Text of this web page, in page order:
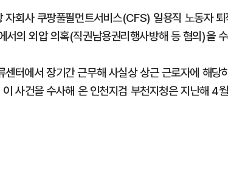
회사 쿠팡풀필먼트서비스(CFS) 일용직 노동자
서의 외압 의혹(직권남용권리행사방해 등 혐의)을
터에서 장기간 근무해 사실상 상근 근로자에 해당
사건을 수사해 온 인천지검 부천지청은 지난해 4